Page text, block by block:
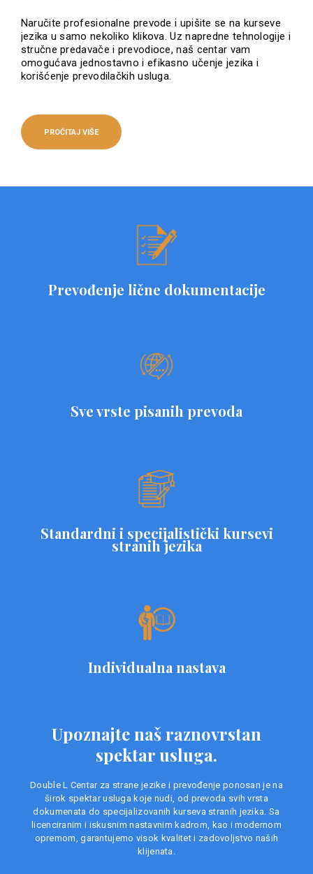
Naručite profesionalne prevode i upišite se na kurseve
jezika u samo nekoliko klikova. Uz napredne tehnologije i
stručne predavače i prevodioce, naš centar vam
omogućava jednostavno i efikasno učenje jezika i
korišćenje prevodilačkih usluga.
PROČITAJ VIŠE
Prevođenje lične dokumentacije
Sve vrste pisanih prevoda
Standardni i specijalistički kursevi
stranih jezika
Individualna nastava
Upoznajte naš raznovrstan
spektar usluga.
Double L Centar za strane jezike i prevođenje ponosan je na
širok spektar usluga koje nudi, od prevoda svih vrsta
dokumenata do specijalizovanih kurseva stranih jezika. Sa
licenciranim i iskusnim nastavnim kadrom, kao i modernom
opremom, garantujemo visok kvalitet i zadovoljstvo naših
klijenata.